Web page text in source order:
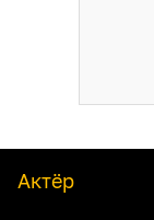
Актёр